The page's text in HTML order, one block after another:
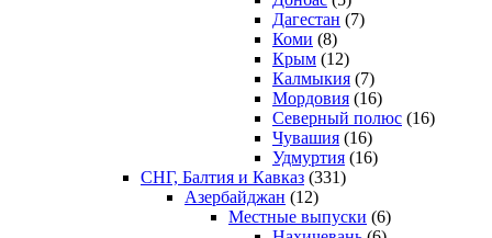
Дагестан (7)
Коми (8)
Крым (12)
Калмыкия (7)
Мордовия (16)
Северный полюс (16)
Чувашия (16)
Удмуртия (16)
СНГ, Балтия и Кавказ (331)
Азербайджан (12)
Местные выпуски (6)